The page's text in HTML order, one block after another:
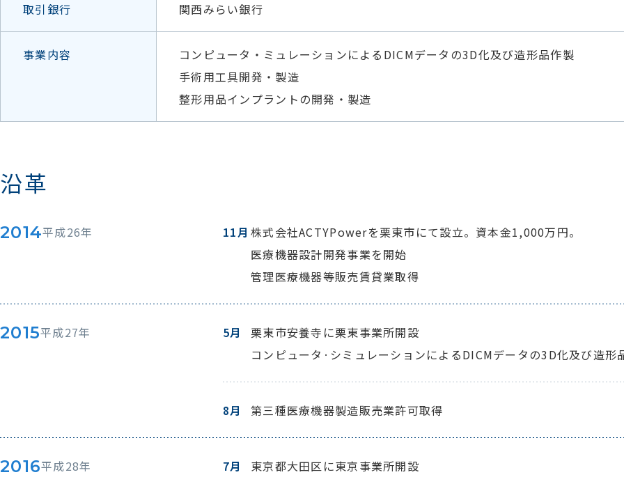
取引銀行 関西みらい銀行
事業内容
コンピュータ・ミュレーションによるDICMデータの3D化及び造形品作製
手術用工具開発・製造
整形用品インプラントの開発・製造
沿革
2014平成26年 11月 株式会社ACTYPowerを栗東市にて設立。資本金1,000万円。
医療機器設計開発事業を開始
管理医療機器等販売賃貸業取得
2015平成27年 5月
栗東市安養寺に栗東事業所開設
コンピュータ·シミュレーションによるDICMデータの3D化及び造形
8月 第三種医療機器製造販売業許可取得
2016平成28年 7月 東京都大田区に東京事業所開設